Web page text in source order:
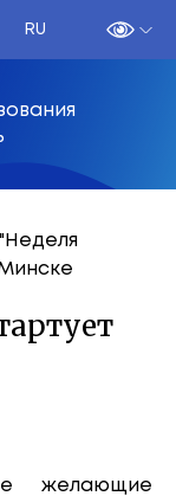
RU
"Неделя
желающие